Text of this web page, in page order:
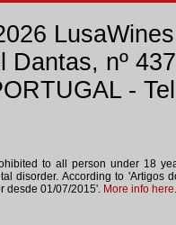
Dantas, nº
-
to all person under 18
disorder. According to 'Artigos
desde 01/07/2015'. More info here.